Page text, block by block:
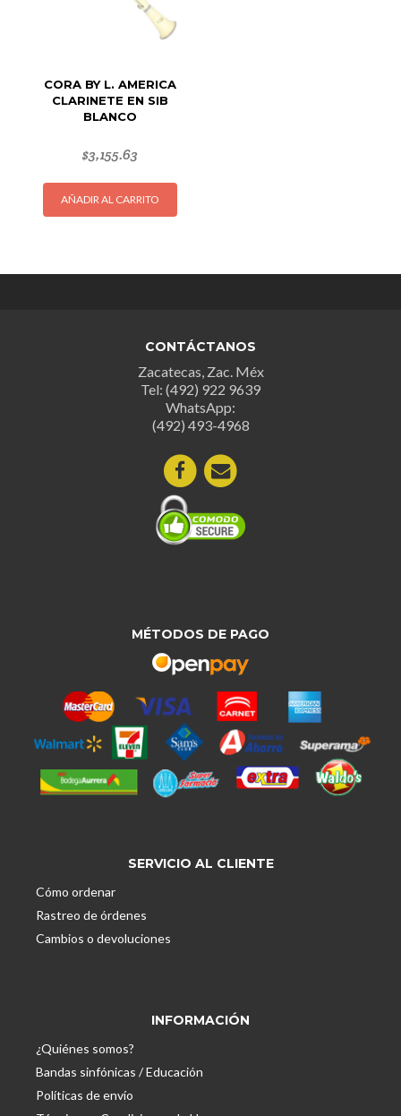
CORA BY L. AMERICA
CLARINETE EN SIB
BLANCO
$3,155.63
AÑADIR AL CARRITO
CONTÁCTANOS
Zacatecas, Zac. Méx
Tel: (492) 922 9639
WhatsApp:
(492) 493-4968
MÉTODOS DE PAGO
SERVICIO AL CLIENTE
Cómo ordenar
Rastreo de órdenes
Cambios o devoluciones
INFORMACIÓN
¿Quiénes somos?
Bandas sinfónicas / Educación
Políticas de envío